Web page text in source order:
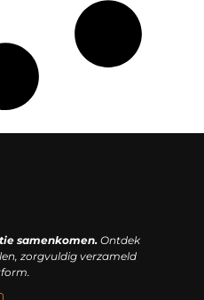
samenkomen.Ontdek
zorgvuldig verzameld